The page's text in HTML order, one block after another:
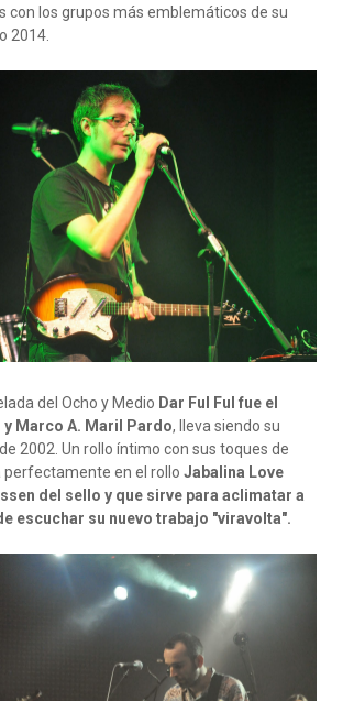
con los grupos más emblemáticos de su
2014.
del Ocho y Medio Dar Ful Ful fue el
y Marco A. Maril Pardo, lleva siendo su
2002. Un rollo íntimo con sus toques de
perfectamente en el rollo Jabalina Love
del sello y que sirve para aclimatar a
escuchar su nuevo trabajo "viravolta".